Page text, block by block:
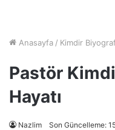
Anasayfa / Kimdir
Pastör
Hayatı
Nazlim Son Güncelleme: